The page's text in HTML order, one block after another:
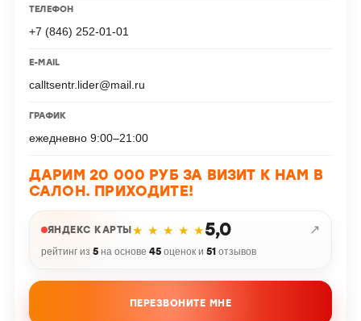
ТЕЛЕФОН
+7 (846) 252-01-01
E-MAIL
calltsentr.lider@mail.ru
ГРАФИК
ежедневно 9:00–21:00
ДАРИМ 20 000 РУБ ЗА ВИЗИТ К НАМ В
САЛОН. ПРИХОДИТЕ!
ЯНДЕКС КАРТЫ ★ ★ ★ ★ ★5,0 ↗
рейтинг из 5на основе 45оценок и 51 отзывов
ПЕРЕЗВОНИТЕ МНЕ